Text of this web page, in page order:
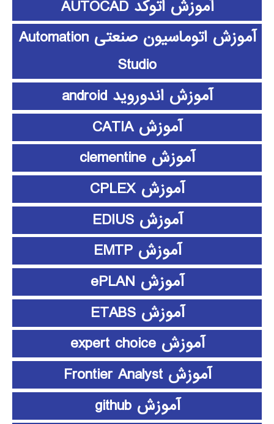
آموزش اتوکد AUTOCAD
آموزش اتوماسیون صنعتی Automation
Studio
آموزش اندوروید android
آموزش CATIA
آموزش clementine
آموزش CPLEX
آموزش EDIUS
آموزش EMTP
آموزش ePLAN
آموزش ETABS
آموزش expert choice
آموزش Frontier Analyst
آموزش github